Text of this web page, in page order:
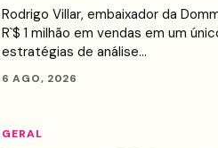
Rodrigo Villar, embaixador da
R`$ 1 milhão em vendas em um
estratégias de análise…
6 AGO, 2026
GERAL